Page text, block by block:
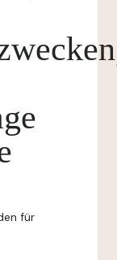
für